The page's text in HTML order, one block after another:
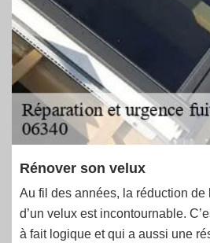
Rénover son velux
Au fil des années, la réduction de
d’un velux est incontournable.
à fait logique et qui a aussi une